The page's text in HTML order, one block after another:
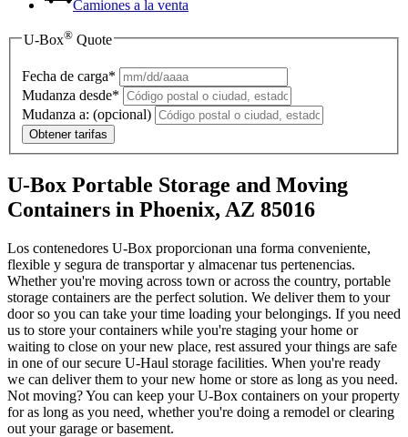
Camiones a la venta
U-Box® Quote
Fecha de carga*
Mudanza desde*
Mudanza a: (opcional)
Obtener tarifas
U-Box Portable Storage and Moving
Containers in Phoenix, AZ 85016
Los contenedores U-Box proporcionan una forma conveniente,
flexible y segura de transportar y almacenar tus pertenencias.
Whether you're moving across town or across the country, portable
storage containers are the perfect solution. We deliver them to your
door so you can take your time loading your belongings. If you need
us to store your containers while you're staging your home or
waiting to close on your new place, rest assured your things are safe
in one of our secure U-Haul storage facilities. When you're ready
we can deliver them to your new home or store as long as you need.
Not moving? You can keep yourU-Box containers on your property
for as long as you need, whether you're doing a remodel or clearing
out your garage or basement.